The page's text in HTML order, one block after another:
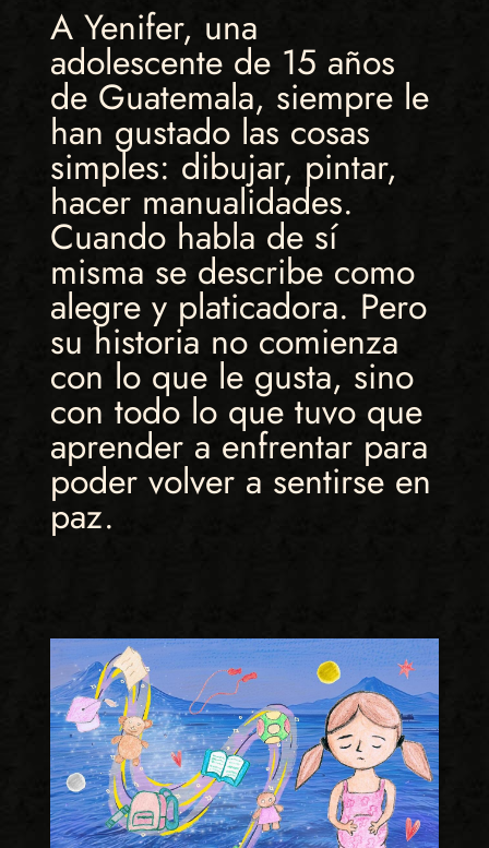
A Yenifer, una
adolescente de 15 años
de Guatemala, siempre le
han gustado las cosas
simples: dibujar, pintar,
hacer manualidades.
Cuando habla de sí
misma se describe como
alegre y platicadora. Pero
su historia no comienza
con lo que le gusta, sino
con todo lo que tuvo que
aprender a enfrentar para
poder volver a sentirse en
paz.